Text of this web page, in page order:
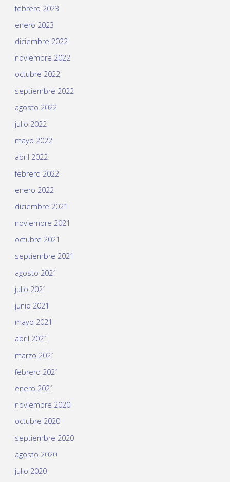
febrero 2023
enero 2023
diciembre 2022
noviembre 2022
octubre 2022
septiembre 2022
agosto 2022
julio 2022
mayo 2022
abril 2022
febrero 2022
enero 2022
diciembre 2021
noviembre 2021
octubre 2021
septiembre 2021
agosto 2021
julio 2021
junio 2021
mayo 2021
abril 2021
marzo 2021
febrero 2021
enero 2021
noviembre 2020
octubre 2020
septiembre 2020
agosto 2020
julio 2020